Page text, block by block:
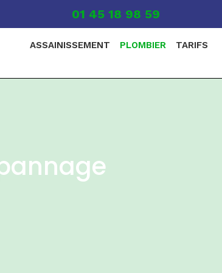
01 45 18 98 59
ASSAINISSEMENT PLOMBIER TARIFS